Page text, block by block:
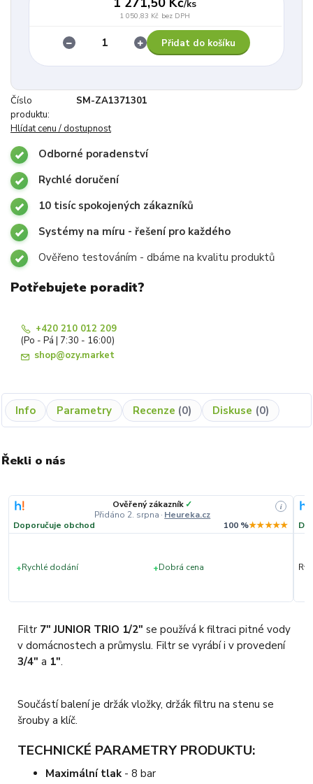
/ks
1 050,83 Kč bez DPH
Přidat do košíku
Číslo
produktu:
SM-ZA1371301
Hlídat cenu / dostupnost
Odborné poradenství
Rychlé doručení
10 tisíc spokojených zákazníků
Systémy na míru - řešení pro každého
Ověřeno testováním - dbáme na kvalitu produktů
Potřebujete poradit?
+420 210 012 209
(Po - Pá | 7:30 - 16:00)
shop@ozy.market
Info Parametry Recenze 0 Diskuse 0
Řekli o nás
Ověřený zákazník✓
Přidáno 2. srpna · Heureka.cz
i
Doporučuje obchod 100 %★★★★★
+Rychlé dodání +Dobrá cena
Filtr 7"JUNIOR TRIO 1/2" se používá k filtraci pitné vody
v domácnostech a průmyslu. Filtr se vyrábí i v provedení
3/4" a 1".
Součástí balení je držák vložky, držák filtru na stenu se
šrouby a klíč.
TECHNICKÉ PARAMETRY PRODUKTU:
Maximální tlak - 8 bar